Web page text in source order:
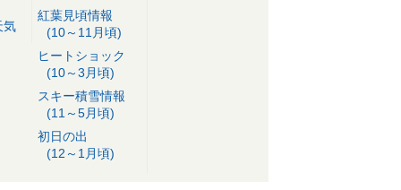
気
紅葉見頃情報
(10～11月頃)
ヒートショック
(10～3月頃)
スキー積雪情報
(11～5月頃)
初日の出
(12～1月頃)